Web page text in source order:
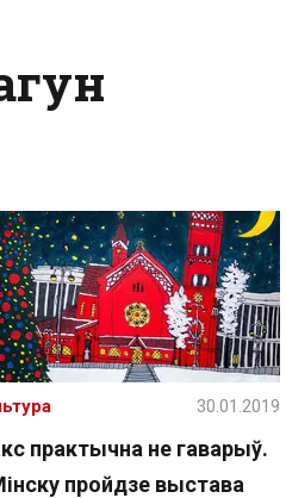
практычна не гаварыў.
пройдзе выстава
30.01.2019